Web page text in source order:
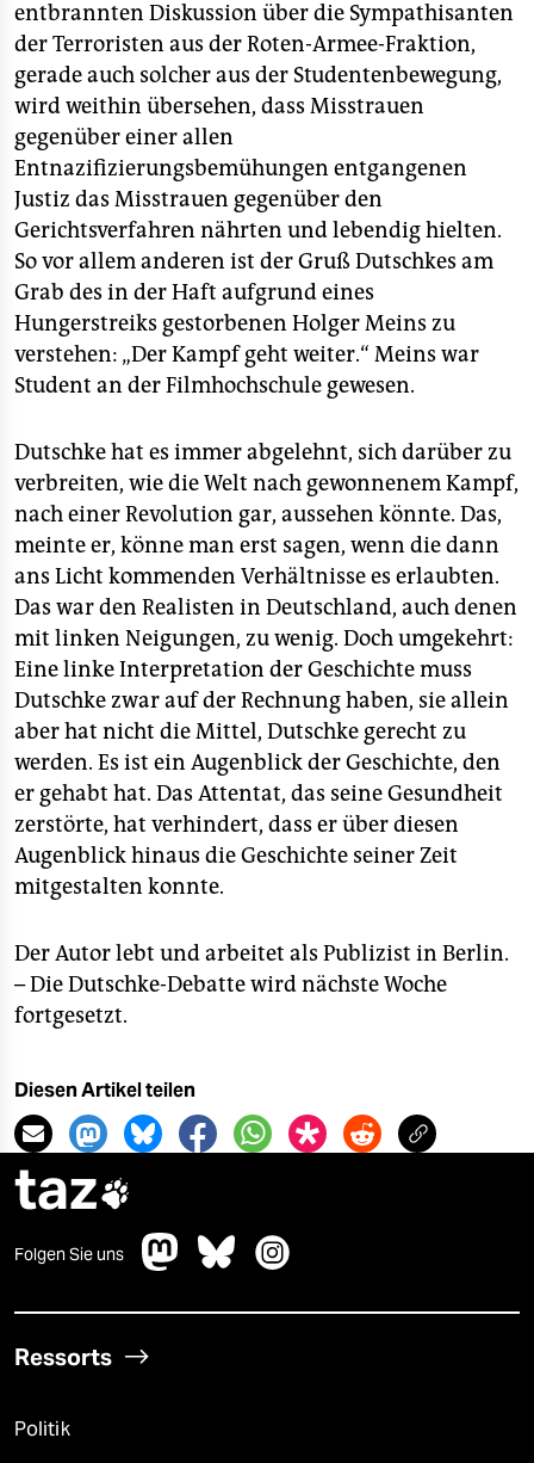
entbrannten Diskussion über die Sympathisanten
der Terroristen aus der Roten-Armee-Fraktion,
gerade auch solcher aus der Studentenbewegung,
wird weithin übersehen, dass Misstrauen
gegenüber einer allen
Entnazifizierungsbemühungen entgangenen
Justiz das Misstrauen gegenüber den
Gerichtsverfahren nährten und lebendig hielten.
So vor allem anderen ist der Gruß Dutschkes am
Grab des in der Haft aufgrund eines
Hungerstreiks gestorbenen Holger Meins zu
verstehen: „Der Kampf geht weiter.“ Meins war
Student an der Filmhochschule gewesen.
Dutschke hat es immer abgelehnt, sich darüber zu
verbreiten, wie die Welt nach gewonnenem Kampf,
nach einer Revolution gar, aussehen könnte. Das,
meinte er, könne man erst sagen, wenn die dann
ans Licht kommenden Verhältnisse es erlaubten.
Das war den Realisten in Deutschland, auch denen
mit linken Neigungen, zu wenig. Doch umgekehrt:
Eine linke Interpretation der Geschichte muss
Dutschke zwar auf der Rechnung haben, sie allein
aber hat nicht die Mittel, Dutschke gerecht zu
werden. Es ist ein Augenblick der Geschichte, den
er gehabt hat. Das Attentat, das seine Gesundheit
zerstörte, hat verhindert, dass er über diesen
Augenblick hinaus die Geschichte seiner Zeit
mitgestalten konnte.
Der Autor lebt und arbeitet als Publizist in Berlin.
– Die Dutschke-Debatte wird nächste Woche
fortgesetzt.
Diesen Artikel teilen
taz
Folgen Sie uns
Ressorts
Politik